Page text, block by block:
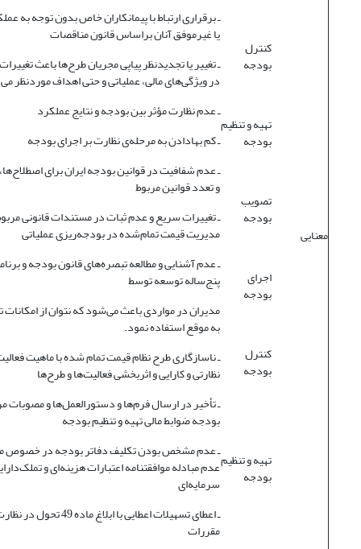
معنایی
کنترل
بودجه
تهیه و تنظیم
بودجه
تصویب
بودجه
اجرای
بودجه
کنترل
بودجه
تهیه و تنظیم
بودجه
ـ برقراری ارتباط با پیمانکاران خاص بدون توجه به
یا غیرموفق آنان براساس قانون مناقصات
ـ تغییر یا تجدیدنظر پیاپی مجریان طرح‌ها باعث
در ویژگی‌های مالی، عملیاتی و حتی اهداف موردنظر
ـ عدم نظارت مؤثر بین بودجه و نتایج عملکرد
ـ کم بهادادن به مرحله‌ی نظارت بر اجرای بودجه
ـ عدم شفافیت در قوانین بودجه ایران برای
و تعدد قوانین مربوط
ـ تغییرات سریع و عدم ثبات در مستندات قانونی
مدیریت قیمت تمام‌شده در بودجه‌ریزی عملیاتی
ـ عدم آشنایی و مطالعه تبصره‌های قانون بودجه و
پنج‌ساله توسعه توسط
مدیران در مواردی باعث می‌شود که نتوان از امکانات
به موقع استفاده نمود.
ـ ناسازگاری طرح نظام قیمت تمام شده با ماهیت
نظارتی و کارایی و اثربخشی فعالیت‌ها و طرح‌ها
ـ تأخیر در ارسال فرم‌ها و دستورالعمل‌ها و مصوبات
بودجه ضوابط مالی تهیه و تنظیم بودجه
ـ عدم مشخص بودن تکلیف دفاتر بودجه در خصوص
عدم مبادله موافقتنامه اعتبارات هزینه‌ای و
سرمایه‌ای
ـ اعطای تسهیلات اعطایی با ابلاغ ماده
مقررات